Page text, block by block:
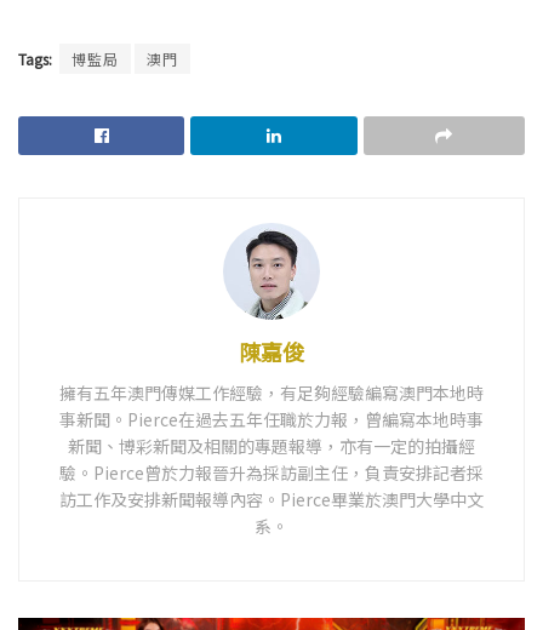
Tags: 博監局 澳門
陳嘉俊
擁有五年澳門傳媒工作經驗，有足夠經驗編寫澳門本地時
事新聞。Pierce在過去五年任職於力報，曾編寫本地時事
新聞、博彩新聞及相關的專題報導，亦有一定的拍攝經
驗。Pierce曾於力報晉升為採訪副主任，負責安排記者採
訪工作及安排新聞報導內容。Pierce畢業於澳門大學中文
系。